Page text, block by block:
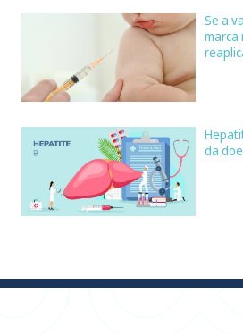
Se a
marca
da